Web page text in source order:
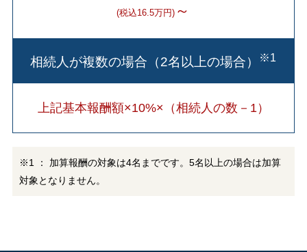
(税込16.5万円) ～
相続人が複数の場合（2名以上の場合） ※1
上記基本報酬額×10%×（相続人の数－1）
※1 ： 加算報酬の対象は4名までです。5名以上の場合は加算
対象となりません。